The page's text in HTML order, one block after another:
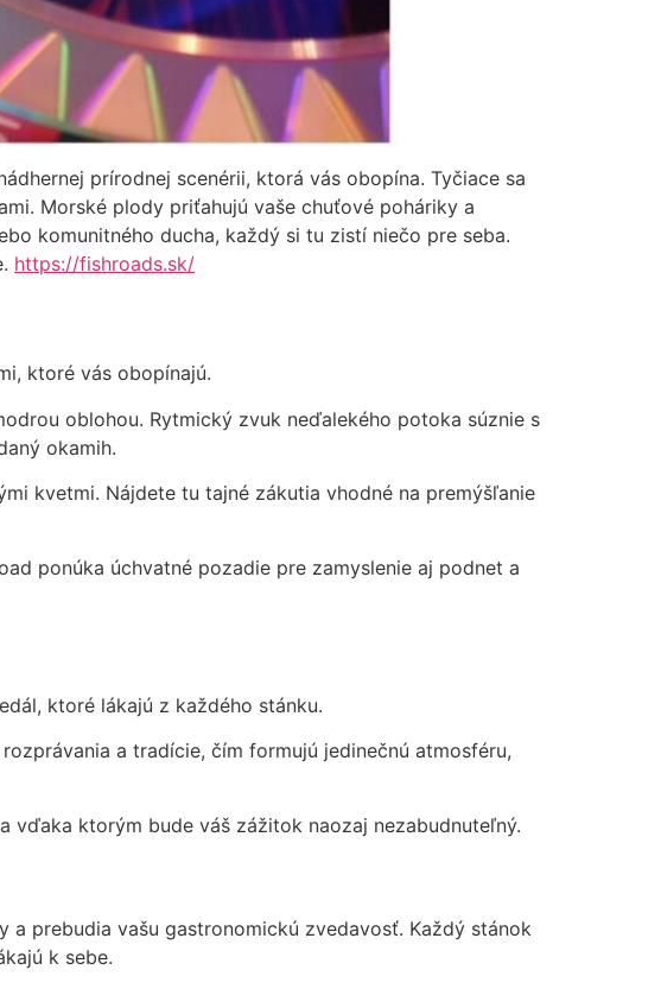
prírodnej scenérii, ktorá vás obopína. Tyčiace sa
Morské plody priťahujú vaše chuťové poháriky a
komunitného ducha, každý si tu zistí niečo pre seba.
https://fishroads.sk/
ktoré vás obopínajú.
oblohou. Rytmický zvuk neďalekého potoka súznie s
okamih.
kvetmi. Nájdete tu tajné zákutia vhodné na premýšľanie
ponúka úchvatné pozadie pre zamyslenie aj podnet a
ktoré lákajú z každého stánku.
a tradície, čím formujú jedinečnú atmosféru,
ktorým bude váš zážitok naozaj nezabudnuteľný.
a prebudia vašu gastronomickú zvedavosť. Každý stánok
k sebe.